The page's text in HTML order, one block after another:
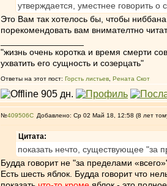
утверждается, уместнее говорить
Это Вам так хотелось бы, чтобы
порекомендовать вам внимателтно
"жизнь очень коротка и время смерти
ухватить его сущность и созерцать"
Ответы на этот пост: Горсть листьев Рената Скот
№409506 Добавлено: Ср 02 Май 18, 12:58 (8 лет
Цитата:
показать нечто, существующее "за
Будда говорит не "за пределами
Есть шесть яблок. Будда говорит что